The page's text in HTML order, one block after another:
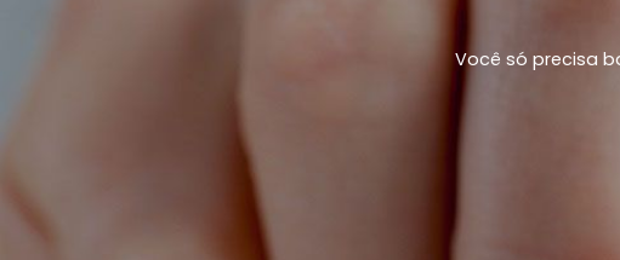
Você só precisa